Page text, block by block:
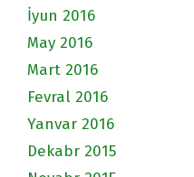
İyun 2016
May 2016
Mart 2016
Fevral 2016
Yanvar 2016
Dekabr 2015